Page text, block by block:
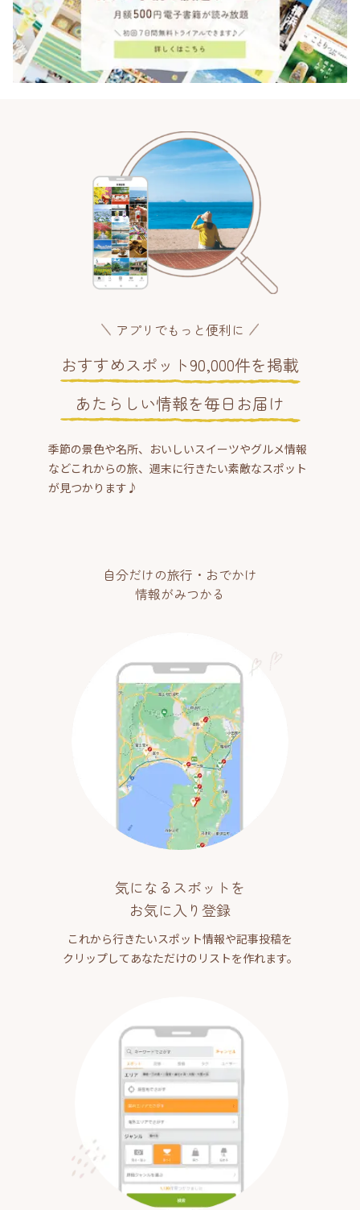
アプリでもっと便利に
おすすめスポット90,000件を掲載
あたらしい情報を毎日お届け
季節の景色や名所、おいしいスイーツやグルメ情報
などこれからの旅、週末に行きたい素敵なスポット
が見つかります♪
自分だけの旅行・おでかけ
情報がみつかる
気になるスポットを
お気に入り登録
これから行きたいスポット情報や記事投稿を
クリップしてあなただけのリストを作れます。